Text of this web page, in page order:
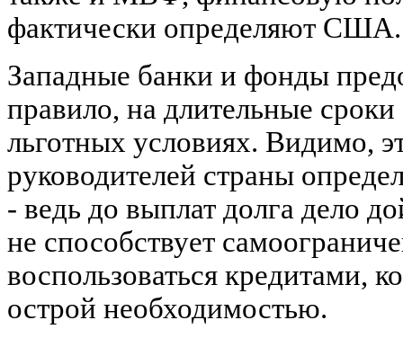
фактически определяют США.
Западные банки и фонды
правило, на длительные
льготных условиях. Видимо,
руководителей страны
- ведь до выплат долга дело
не способствует
воспользоваться кредитами,
острой необходимостью.